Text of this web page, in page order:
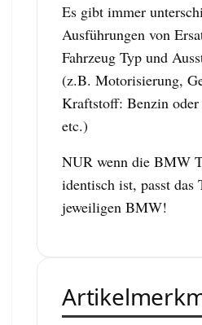
Es gibt immer
Ausführungen von
Fahrzeug Typ und
(z.B. Motorisierung,
Kraftstoff: Benzin
etc.)
NUR wenn die BMW
identisch ist, passt das
jeweiligen BMW!